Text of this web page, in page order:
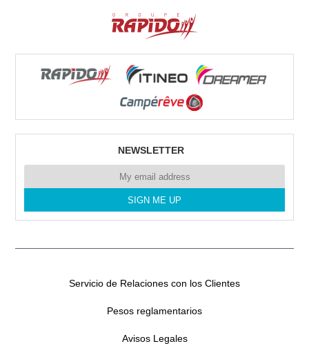
Tel. 0034 672469100
RENT CAMPERS GRAN CANARIA
Poligono Industrial Arinaga.
35118 Arinaga
RENT CAMPER SL CANARIAS
RENT CAMPERS TENERIFE
NEWSLETTER
Servicio de Relaciones con los Clientes
Pesos reglamentarios
Avisos Legales